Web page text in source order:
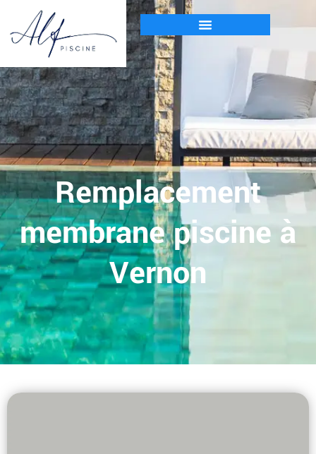
Remplacement
membrane piscine à
Vernon